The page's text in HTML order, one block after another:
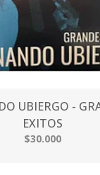
UBIERGO -
EXITOS
$30.000